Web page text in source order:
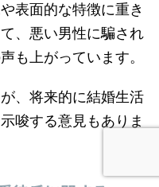
表面的な特徴に重き
、悪い男性に騙され
も上がっています。
、将来的に結婚生活
唆する意見もありま